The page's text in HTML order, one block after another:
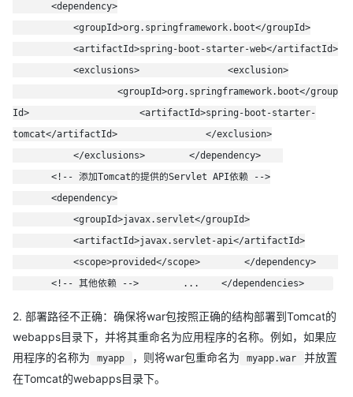
org.springframework.jmx.export.MBeanExporter.registerBeanN
ameOrInstance(MBeanExporter.java:618) ... 25 common frames
springboot打war包部署tomcat中启动报错
<dependency>
<groupId>org.springframework.boot</groupId>
<artifactId>spring-boot-starter-web</artifactId>
<exclusions> <exclusion>
<groupId>org.springframework.boot</group
Id> <artifactId>spring-boot-starter-
tomcat</artifactId> </exclusion>
</exclusions> </dependency>
<!-- 添加Tomcat的提供的Servlet API依赖 -->
<dependency>
<groupId>javax.servlet</groupId>
<artifactId>javax.servlet-api</artifactId>
<scope>provided</scope> </dependency>
<!-- 其他依赖 --> ... </dependencies>
2. 部署路径不正确：确保将war包按照正确的结构部署到Tomcat的
webapps目录下，并将其重命名为应用程序的名称。例如，如果应
用程序的名称为
myapp ，则将war包重命名为 myapp.war
并放置
在Tomcat的webapps目录下。